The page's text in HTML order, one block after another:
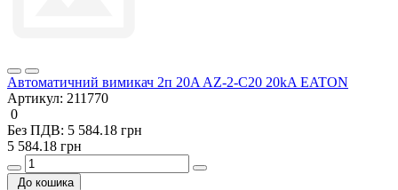
Автоматичний вимикач 2п 20A AZ-2-C20 20kA EATON
Артикул: 211770
0
Без ПДВ: 5 584.18 грн
5 584.18 грн
До кошика